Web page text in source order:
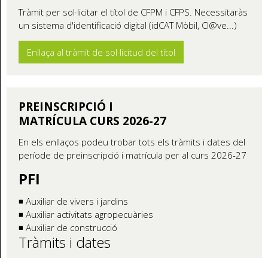
Tràmit per sol·licitar el títol de CFPM i CFPS. Necessitaràs
un sistema d'identificació digital (idCAT Mòbil, Cl@ve...)
Enllaça al tràmit de sol·licitud del títol
PREINSCRIPCIÓ I
MATRÍCULA CURS 2026-27
En els enllaços podeu trobar tots els tràmits i dates del
període de preinscripció i matrícula per al curs 2026-27
PFI
◾ Auxiliar de vivers i jardins
◾ Auxiliar activitats agropecuàries
◾ Auxiliar de construcció
Tràmits i dates